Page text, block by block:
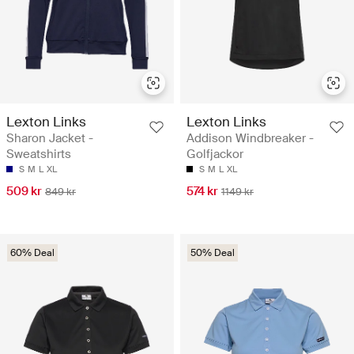
Lexton Links
Sharon Jacket -
Sweatshirts
S M L XL
509 kr 849 kr
Lexton Links
Addison Windbreaker -
Golfjackor
S M L XL
574 kr 1149 kr
60% Deal 50% Deal